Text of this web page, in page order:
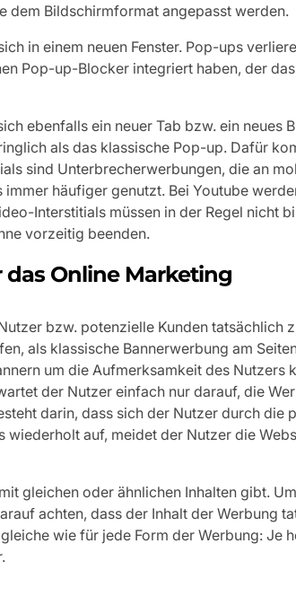
dem Bildschirmformat angepasst werden.
in einem neuen Fenster. Pop-ups
Pop-up-Blocker integriert haben, der
ebenfalls ein neuer Tab bzw. ein neues
als das klassische Pop-up. Dafür
sind Unterbrecherwerbungen, die an
häufiger genutzt. Bei Youtube
Interstitials müssen in der Regel nicht
vorzeitig beenden.
Online Marketing
bzw. potenzielle Kunden tatsächlich
als klassische Bannerwerbung am
um die Aufmerksamkeit des Nutzers
der Nutzer einfach nur darauf, die
darin, dass sich der Nutzer durch die
auf, meidet der Nutzer die
gleichen oder ähnlichen Inhalten gibt.
achten, dass der Inhalt der Werbung
wie für jede Form der Werbung: Je